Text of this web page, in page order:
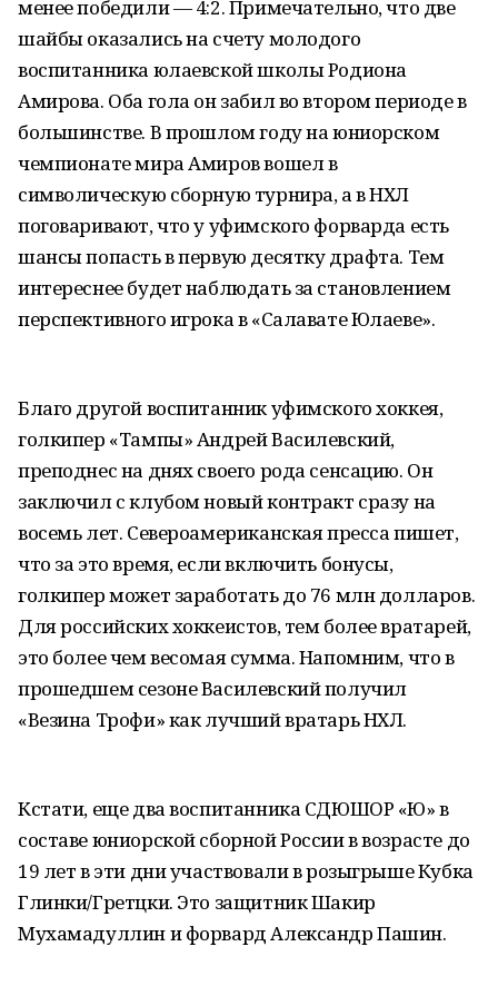
менее победили — 4:2. Примечательно, что две
шайбы оказались на счету молодого
воспитанника юлаевской школы Родиона
Амирова. Оба гола он забил во втором периоде в
большинстве. В прошлом году на юниорском
чемпионате мира Амиров вошел в
символическую сборную турнира, а в НХЛ
поговаривают, что у уфимского форварда есть
шансы попасть в первую десятку драфта. Тем
интереснее будет наблюдать за становлением
перспективного игрока в «Салавате Юлаеве».
Благо другой воспитанник уфимского хоккея,
голкипер «Тампы» Андрей Василевский,
преподнес на днях своего рода сенсацию. Он
заключил с клубом новый контракт сразу на
восемь лет. Североамериканская пресса пишет,
что за это время, если включить бонусы,
голкипер может заработать до 76 млн долларов.
Для российских хоккеистов, тем более вратарей,
это более чем весомая сумма. Напомним, что в
прошедшем сезоне Василевский получил
«Везина Трофи» как лучший вратарь НХЛ.
Кстати, еще два воспитанника СДЮШОР «Ю» в
составе юниорской сборной России в возрасте до
19 лет в эти дни участвовали в розыгрыше Кубка
Глинки/Гретцки. Это защитник Шакир
Мухамадуллин и форвард Александр Пашин.